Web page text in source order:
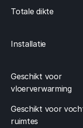
Totale dikte
Installatie
Geschikt voor
vloerverwarming
Geschikt voor
ruimtes